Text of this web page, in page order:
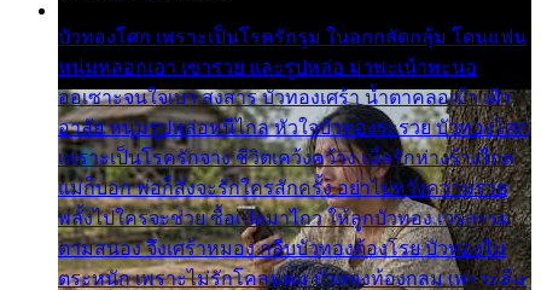
บัวทองโศก เพราะเป็นโรครักรุม ในอกกลัดกลุ้ม โดนแฟน
หนุ่มหลอกเอา เขารวย และรูปหล่อ มาพะเน้าพะนอ
ออเซาะจนใจเบา สงสาร บัวทองเศร้า น้ำตาคลอเบ้า เฝ้า
อาลัย หนุ่มรูปหล่อหนีไกล หัวใจบัวทองระรวย บัวทองโศก
เพราะเป็นโรครักจาง ชีวิตเคว้งคว้าง เมื่อรักห่างร้างไกล
แม่ก็บอก พ่อก็สั่งจะรักใครสักครั้ง อย่าไปหวังความรวย
พลั้งไปใครจะช่วย ซื้อเปลมาไกว ให้ลูกบัวทอง เวรกรรม
ตามสนอง จึงเศร้าหมอง กลีบบัวทองต้องโรย บัวทองไม่
ตระหนัก เพราะไม่รักโคลนตม บัวทองท้องกลม เพราะลืม